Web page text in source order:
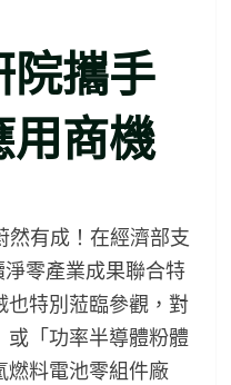
攜手
商機
有成！在經濟部支
零產業成果聯合特
也特別蒞臨參觀，對
「功率半導體粉體
燃料電池零組件廠